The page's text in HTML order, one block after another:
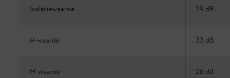
Isolatiewaarde 29 dB
H-waarde 33 dB
M-waarde 26 dB